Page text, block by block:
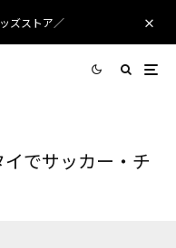
ズストア／
でサッカー・チ